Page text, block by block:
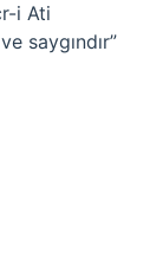
i Ati
saygındır”